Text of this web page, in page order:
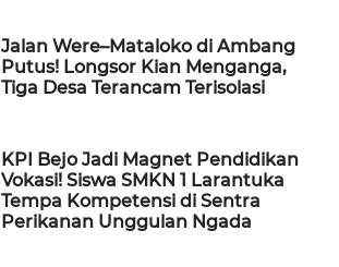
Jalan Were–Mataloko di Ambang
Putus! Longsor Kian Menganga,
Tiga Desa Terancam Terisolasi
KPI Bejo Jadi Magnet Pendidikan
Vokasi! Siswa SMKN 1 Larantuka
Tempa Kompetensi di Sentra
Perikanan Unggulan Ngada